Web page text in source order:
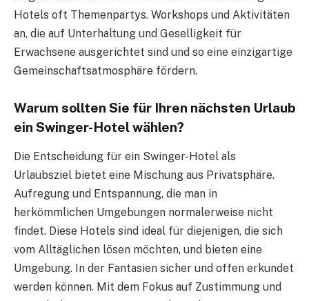
Hotels oft Themenpartys. Workshops und Aktivitäten
an, die auf Unterhaltung und Geselligkeit für
Erwachsene ausgerichtet sind und so eine einzigartige
Gemeinschaftsatmosphäre fördern.
Warum sollten Sie für Ihren nächsten Urlaub
ein Swinger-Hotel wählen?
Die Entscheidung für ein Swinger-Hotel als
Urlaubsziel bietet eine Mischung aus Privatsphäre.
Aufregung und Entspannung, die man in
herkömmlichen Umgebungen normalerweise nicht
findet. Diese Hotels sind ideal für diejenigen, die sich
vom Alltäglichen lösen möchten, und bieten eine
Umgebung. In der Fantasien sicher und offen erkundet
werden können. Mit dem Fokus auf Zustimmung und